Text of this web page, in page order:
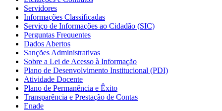
Servidores
Informações Classificadas
Serviço de Informações ao Cidadão (SIC)
Perguntas Frequentes
Dados Abertos
Sanções Administrativas
Sobre a Lei de Acesso à Informação
Plano de Desenvolvimento Institucional (PDI)
Atividade Docente
Plano de Permanência e Êxito
Transparência e Prestação de Contas
Enade